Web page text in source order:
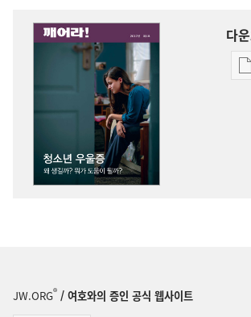
다
JW.ORG® / 여호와의 증인 공식 웹사이트